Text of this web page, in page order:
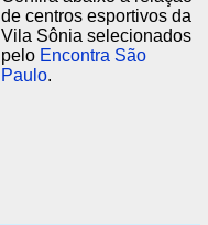
de centros esportivos da
Vila Sônia selecionados
pelo Encontra São
Paulo.